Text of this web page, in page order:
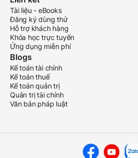
Tài liệu - eBooks
Đăng ký dùng thử
Hỗ trợ khách hàng
Khóa học trực tuyến
Ứng dụng miễn phí
Blogs
Kế toán tài chính
Kế toán thuế
Kế toán quản trị
Quản trị tài chính
Văn bản pháp luật